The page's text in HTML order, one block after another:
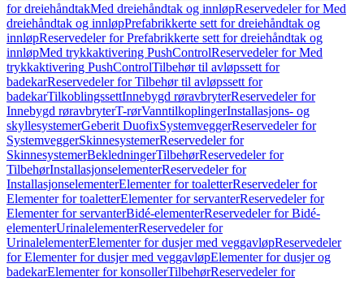
for dreiehåndtakMed dreiehåndtak og innløpReservedeler for Med
dreiehåndtak og innløpPrefabrikkerte sett for dreiehåndtak og
innløpReservedeler for Prefabrikkerte sett for dreiehåndtak og
innløpMed trykkaktivering PushControlReservedeler for Med
trykkaktivering PushControlTilbehør til avløpssett for
badekarReservedeler for Tilbehør til avløpssett for
badekarTilkoblingssettInnebygd røravbryterReservedeler for
Innebygd røravbryterT-rørVanntilkoplingerInstallasjons- og
skyllesystemerGeberit DuofixSystemveggerReservedeler for
SystemveggerSkinnesystemerReservedeler for
SkinnesystemerBekledningerTilbehørReservedeler for
TilbehørInstallasjonselementerReservedeler for
InstallasjonselementerElementer for toaletterReservedeler for
Elementer for toaletterElementer for servanterReservedeler for
Elementer for servanterBidé-elementerReservedeler for Bidé-
elementerUrinalelementerReservedeler for
UrinalelementerElementer for dusjer med veggavløpReservedeler
for Elementer for dusjer med veggavløpElementer for dusjer og
badekarElementer for konsollerTilbehørReservedeler for